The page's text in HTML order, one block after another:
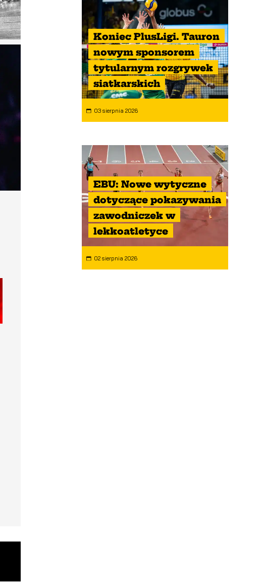
Koniec PlusLigi. Tauron
nowym sponsorem
tytularnym rozgrywek
siatkarskich
03 sierpnia 2026
EBU: Nowe wytyczne
dotyczące pokazywania
zawodniczek w
lekkoatletyce
02 sierpnia 2026